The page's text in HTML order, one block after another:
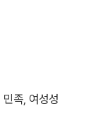
족, 여성성